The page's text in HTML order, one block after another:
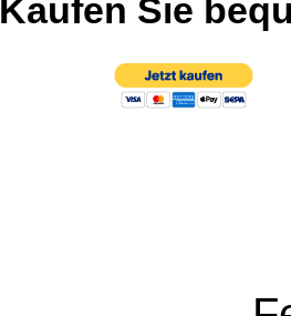
Kaufen Sie